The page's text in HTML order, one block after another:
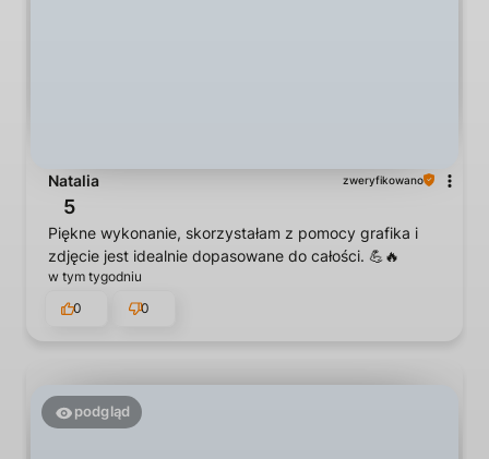
Natalia zweryfikowano
5
Piękne wykonanie, skorzystałam z pomocy grafika i
zdjęcie jest idealnie dopasowane do całości. 💪🔥
w tym tygodniu
0
0
podgląd